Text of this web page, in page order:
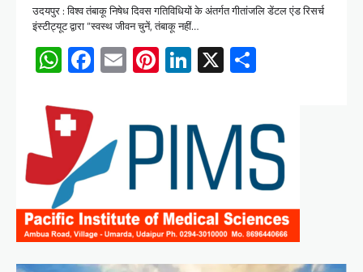
उदयपुर : विश्व तंबाकू निषेध दिवस गतिविधियों के अंतर्गत गीतांजलि डेंटल एंड रिसर्च
इंस्टीट्यूट द्वारा “स्वस्थ जीवन चुनें, तंबाकू नहीं…
WhatsApp
Facebook
EmailPinterest
LinkedIn
X